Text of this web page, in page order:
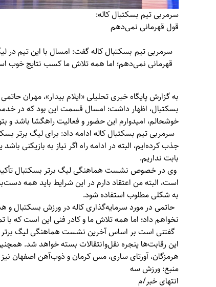
سرمربی تیم بسکتبال کاله:
قول قهرمانی نمی‌دهم
سرمربی تیم بسکتبال کاله گفت: امسال با این تیم در
قهرمانی نمی‌دهم؛ اما همه تلاش ما کسب نتایج خوب
به گزارش پایگاه خبری تحلیلی «ایلام بیدار»، مهران
بسکتبال، اظهار داشت: امسال قسمت این بود که در
خوشحالم، امیدوارم این حضور و فعالیت راهگشا باشد و
سرمربی تیم بسکتبال کاله ادامه داد: برای لیگ برتر
جذب کرده‌ایم، البته در ادامه راه اگر نیاز به بازیکنی
بابت نداریم.
وی در خصوص نشست هماهنگی لیگ برتر بسکتبال
است، البته من اعتقاد دارم در این شرایط باید همه
به شکلی مطلوب استفاده شود.
حاتمی در مورد سرمایه‌گذاری کاله در ورزش بسکتبال
نخواهم داد؛ اما همه تلاش ما و کادر فنی این است که با
هرمزگان، آورتای ساری، مس کرمان و ذوب‌آهن اصفهان
منبع: ورزش سه
انتهای خبر/م